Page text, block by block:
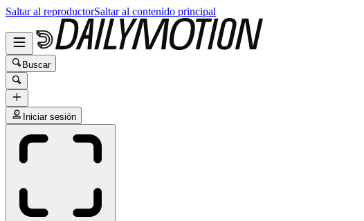
Saltar al reproductorSaltar al contenido principal
Buscar
Iniciar sesión